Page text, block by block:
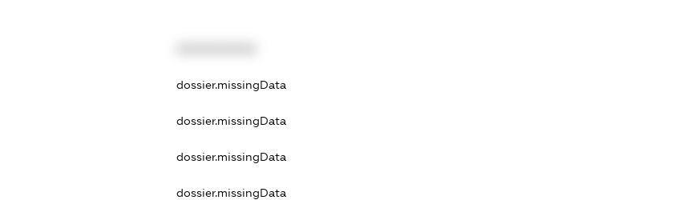
dossier.missingData
dossier.missingData
dossier.missingData
dossier.missingData